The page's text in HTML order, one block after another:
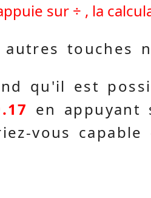
sur ÷ , la
autres touches
qu'il est
en appuyant
vous